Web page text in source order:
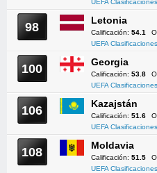
UEFA
98 Letonia
Calificación: 54.1
UEFA
100 Georgia
Calificación: 53.8
UEFA
106 Kazajstán
Calificación: 51.6
UEFA
108 Moldavia
Calificación: 51.5
UEFA